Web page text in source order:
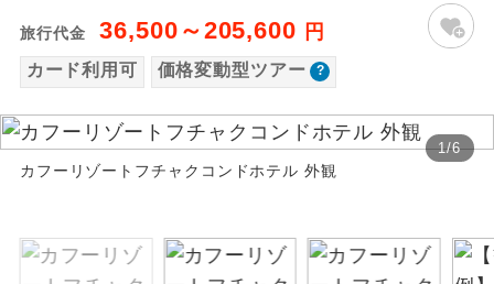
旅行代金 36,500～205,600 円
カード利用可 価格変動型ツアー
1/6
カフーリゾートフチャクコンドホテル 外観
新コース 初登場のコースです。
世界遺産
ユネスコに登録されている文化遺産や自
然遺産を訪ねるコースです。
温泉 温泉地にも宿泊するコースです。
以下の注意事項をあらかじめご了承いただき
ますようお願いいたします。
お支払いについて
お支払いは、クレジットカード決済のみとな
お申し込みの最後にクレジットカード決済を
していただき、決済手続き完了をもちまし